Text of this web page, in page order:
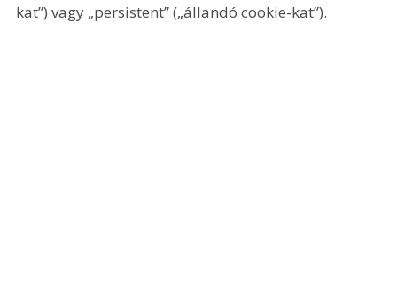
kat”) vagy „persistent” („állandó cookie-kat”).